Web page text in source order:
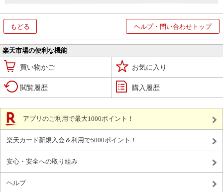
もどる ヘルプ・問い合わせトップ
楽天市場の便利な機能
買い物かご お気に入り
閲覧履歴 購入履歴
アプリのご利用で最大1000ポイント！
楽天カード新規入会＆利用で5000ポイント！
安心・安全への取り組み
ヘルプ